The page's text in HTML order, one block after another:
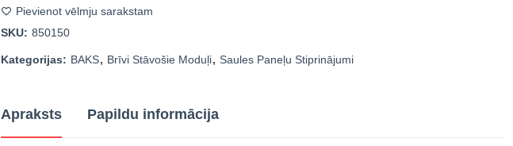
Pievienot vēlmju sarakstam
SKU: 850150
Kategorijas: BAKS, Brīvi Stāvošie Moduļi, Saules Paneļu Stiprinājumi
Apraksts Papildu informācija